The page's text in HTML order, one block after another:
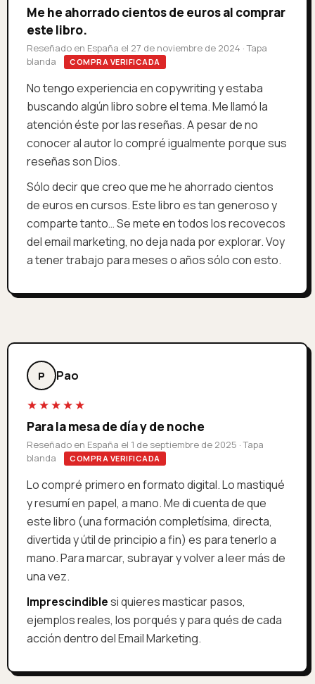
Me he ahorrado cientos de euros al comprar
este libro.
Reseñado en España el 27 de noviembre de 2024 · Tapa
blanda
COMPRA VERIFICADA
No tengo experiencia en copywriting y estaba
buscando algún libro sobre el tema. Me llamó la
atención éste por las reseñas. A pesar de no
conocer al autor lo compré igualmente porque sus
reseñas son Dios.
Sólo decir que creo que me he ahorrado cientos
de euros en cursos. Este libro es tan generoso y
comparte tanto… Se mete en todos los recovecos
del email marketing, no deja nada por explorar. Voy
a tener trabajo para meses o años sólo con esto.
P Pao
★★★★★
Para la mesa de día y de noche
Reseñado en España el 1 de septiembre de 2025 · Tapa
blanda
COMPRA VERIFICADA
Lo compré primero en formato digital. Lo mastiqué
y resumí en papel, a mano. Me di cuenta de que
este libro (una formación completísima, directa,
divertida y útil de principio a fin) es para tenerlo a
mano. Para marcar, subrayar y volver a leer más de
una vez.
Imprescindiblesi quieres masticar pasos,
ejemplos reales, los porqués y para qués de cada
acción dentro del Email Marketing.